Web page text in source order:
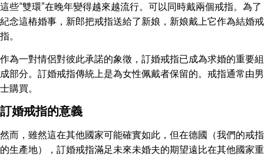
這些“雙環”在晚年變得越來越流行。可以同時戴兩個戒指。為了
紀念這樁婚事，新郎把戒指送給了新娘，新娘戴上它作為結婚戒
指。
作為一對情侶對彼此承諾的象徵，訂婚戒指已成為求婚的重要組
成部分。訂婚戒指傳統上是為女性佩戴者保留的。戒指通常由男
士購買。
訂婚戒指的意義
然而，雖然這在其他國家可能確實如此，但在德國（我們的戒指
的生產地），訂婚戒指滿足未來未婚夫的期望遠比在其他國家重